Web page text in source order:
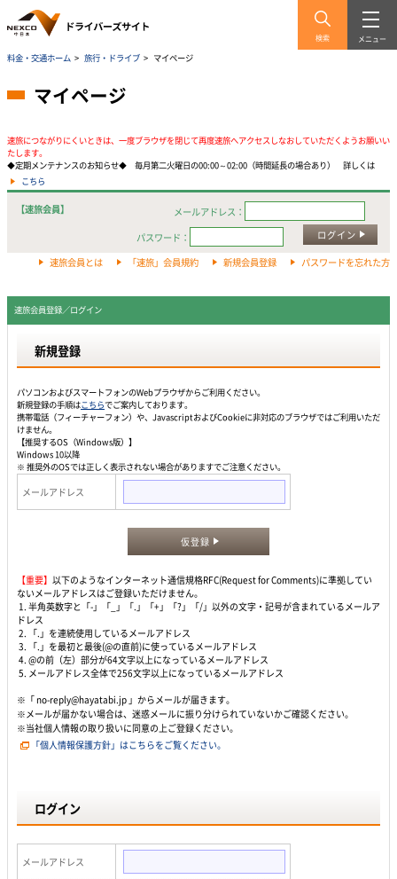
検索 メニュー
料金・交通ホーム > 旅行・ドライブ > マイページ
マイページ
速旅につながりにくいときは、一度ブラウザを閉じて再度速旅へアクセスしなおしていただくようお願いい
たします。
◆定期メンテナンスのお知らせ◆ 毎月第二火曜日の00:00～02:00（時間延長の場合あり） 詳しくは
こちら
【速旅会員】
メールアドレス：
パスワード：
ログイン
速旅会員とは 「速旅」会員規約 新規会員登録 パスワードを忘れた方
速旅会員登録／ログイン
新規登録
パソコンおよびスマートフォンのWebプラウザからご利用ください。
新規登録の手順はこちらでご案内しております。
携帯電話（フィーチャーフォン）や、JavascriptおよびCookieに非対応のブラウザではご利用いただ
けません。
【推奨するOS（Windows版）】
Windows 10以降
※ 推奨外のOSでは正しく表示されない場合がありますでご注意ください。
メールアドレス
仮登録
【重要】 以下のようなインターネット通信規格RFC(Request for Comments)に準拠してい
ないメールアドレスはご登録いただけません。
1. 半角英数字と「-」「_」「.」「+」「?」「/」以外の文字・記号が含まれているメールア
ドレス
2. 「.」を連続使用しているメールアドレス
3. 「.」を最初と最後(@の直前)に使っているメールアドレス
4. @の前（左）部分が64文字以上になっているメールアドレス
5. メールアドレス全体で256文字以上になっているメールアドレス
※「 no-reply@hayatabi.jp 」からメールが届きます。
※メールが届かない場合は、迷惑メールに振り分けられていないかご確認ください。
※当社個人情報の取り扱いに同意の上ご登録ください。
「個人情報保護方針」はこちらをご覧ください。
ログイン
メールアドレス